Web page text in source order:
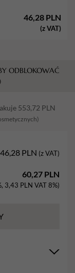
46,28 PLN
(z VAT)
ODBLOKOWAĆ
553,72 PLN
46,28 PLN (z VAT)
60,27 PLN
3,43 PLN VAT 8%)